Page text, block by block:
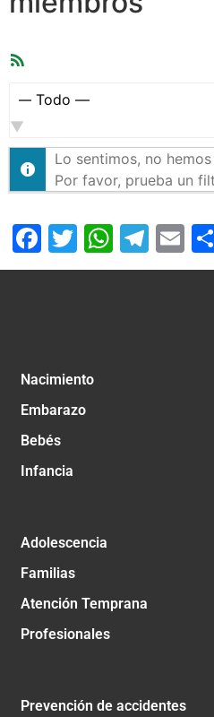
Mostrar:
Lo sentimos, no
Por favor, prueba un
Facebook
Twitter
Nacimiento
Embarazo
Bebés
Infancia
Adolescencia
Familias
Atención Temprana
Profesionales
Prevención de accidentes